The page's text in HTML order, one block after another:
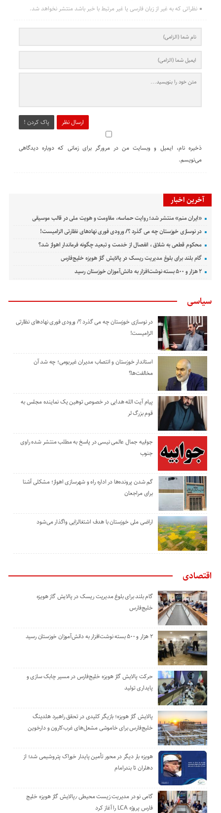
نظراتی که به غیر از زبان فارسی یا غیر مرتبط با خبر باشد منتشر نخواهد شد.
ارسال نظر پاک کردن !
ذخیره نام، ایمیل و وبسایت من در مرورگر برای زمانی که دوباره دیدگاهی
می‌نویسم.
آخرین اخبار
«ایران منم» منتشر شد؛ روایت حماسه، مقاومت و هویت ملی در قالب موسیقی
در نوسازی خوزستان چه می گذرد ؟/ ورودی فوری نهادهای نظارتی الزامیست!
محکوم قطعی به شلاق ، انفصال از خدمت و تبعید چگونه فرماندار اهواز شد؟
گام بلند برای بلوغ مدیریت ریسک در پالایش گاز هویزه خلیج‌فارس
۲ هزار و ۵۰۰ بسته نوشت‌افزار به دانش‌آموزان خوزستان رسید
سیاسی
در نوسازی خوزستان چه می گذرد ؟/ ورودی فوری نهادهای نظارتی
الزامیست!
استاندار خوزستان و انتصاب مدیران غیربومی؛ چه شد آن
مخالفت‌ها؟
پیام آیت الله هدایی در خصوص توهین یک نماینده مجلس به
قوم بزرگ لر
جوابیه جمال عالمی نیسی در پاسخ به مطلب منتشر شده راوی
جنوب
گم شدن پرونده‌ها در اداره راه و شهرسازی اهواز؛ مشکلی آشنا
برای مراجعان
اراضی ملی خوزستان با هدف اشتغالزایی واگذار می‌شود
اقتصادی
گام بلند برای بلوغ مدیریت ریسک در پالایش گاز هویزه
خلیج‌فارس
۲ هزار و ۵۰۰ بسته نوشت‌افزار به دانش‌آموزان خوزستان رسید
حرکت پالایش گاز هویزه خلیج‌فارس در مسیر چابک سازی و
پایداری تولید
پالایش گاز هویزه؛ بازیگر کلیدی در تحقق راهبرد هلدینگ
خلیج‌فارس برای خاموشی مشعل‌های غرب‌کارون و دارخوین
هویزه بار دیگر در محور تأمین پایدار خوراک پتروشیمی شد؛ از
دهلران تا بندرامام
گامی نو در مدیریت زیست ‌محیطی ٫پالایش گاز هویزه خلیج
‌فارس پروژه LCA را آغاز کرد